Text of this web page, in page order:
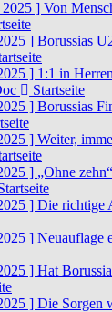
2025 ] Von
] Borussias
] 1:1 in
Startseite
] Borussias
] Weiter,
] „Ohne
] Die richtige
] Neuauflage
] Hat
] Die Sorgen